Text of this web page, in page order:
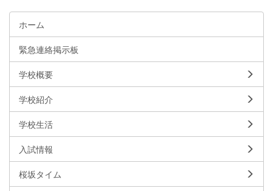
ホーム
緊急連絡掲示板
学校概要
学校紹介
学校生活
入試情報
桜坂タイム